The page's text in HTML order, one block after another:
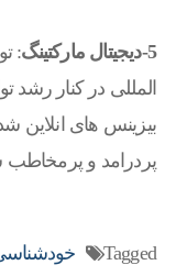
5-دیجیتال مارکتینگ
:
المللی در کنار رشد
بیزینس های انلاین
پردرامد و
Tagged